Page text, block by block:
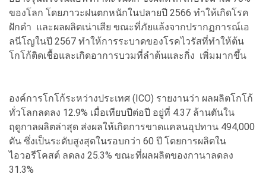
ของโลก โดยภาวะฝนตกหนักในปลายปี 2566 ทำให้เกิดโรค
ฝักดำ และผลผลิตเน่าเสีย ขณะที่ภัยแล้งจากปรากฏการณ์เอ
ลนีโญในปี 2567 ทำให้การระบาดของโรคไวรัสที่ทำให้ต้น
โกโก้ติดเชื้อและเกิดอาการบวมที่ลำต้นและกิ่ง เพิ่มมากขึ้น
องค์การโกโก้ระหว่างประเทศ (ICO) รายงานว่า ผลผลิตโกโก้
ทั่วโลกลดลง 12.9% เมื่อเทียบปีต่อปี อยู่ที่ 4.37 ล้านตันใน
ฤดูกาลผลิตล่าสุด ส่งผลให้เกิดการขาดแคลนอุปทาน 494,000
ตัน ซึ่งเป็นระดับสูงสุดในรอบกว่า 60 ปี โดยการผลิตใน
ไอวอรีโคสต์ ลดลง 25.3% ขณะที่ผลผลิตของกานาลดลง
31.3%